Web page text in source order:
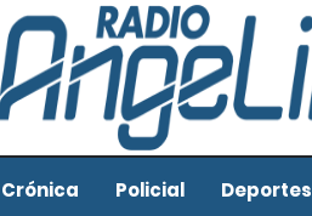
Crónica Policial Deportes